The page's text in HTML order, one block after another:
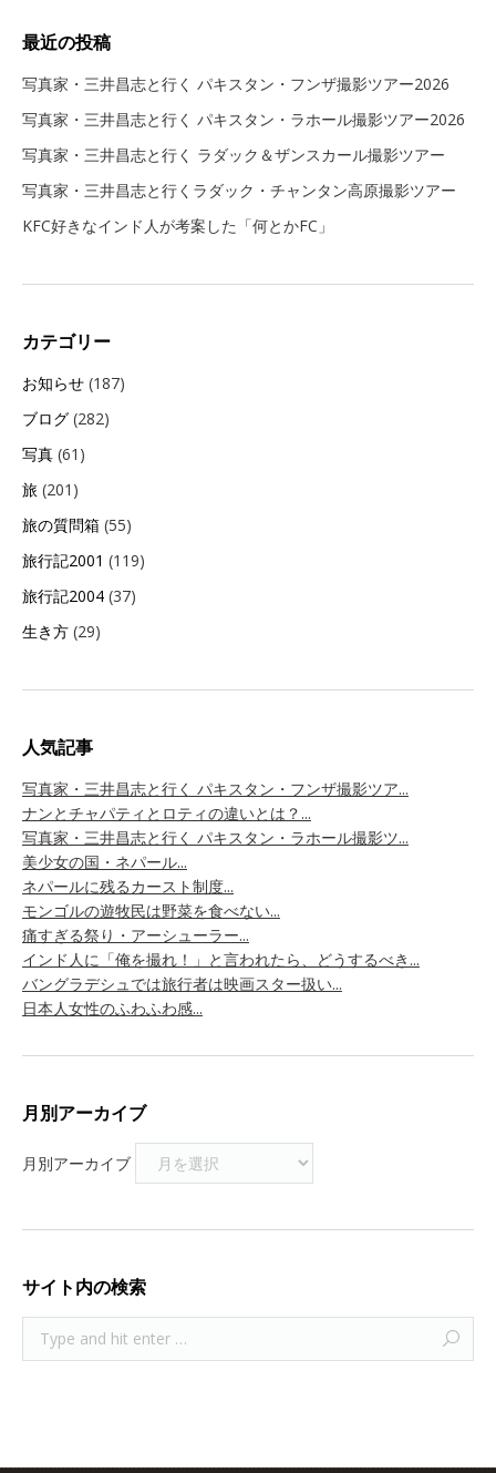
最近の投稿
写真家・三井昌志と行く パキスタン・フンザ撮影ツアー2026
写真家・三井昌志と行く パキスタン・ラホール撮影ツアー2026
写真家・三井昌志と行く ラダック＆ザンスカール撮影ツアー
写真家・三井昌志と行くラダック・チャンタン高原撮影ツアー
KFC好きなインド人が考案した「何とかFC」
カテゴリー
お知らせ (187)
ブログ (282)
写真 (61)
旅 (201)
旅の質問箱 (55)
旅行記2001 (119)
旅行記2004 (37)
生き方 (29)
人気記事
写真家・三井昌志と行く パキスタン・フンザ撮影ツア...
ナンとチャパティとロティの違いとは？...
写真家・三井昌志と行く パキスタン・ラホール撮影ツ...
美少女の国・ネパール...
ネパールに残るカースト制度...
モンゴルの遊牧民は野菜を食べない...
痛すぎる祭り・アーシューラー...
インド人に「俺を撮れ！」と言われたら、どうするべき...
バングラデシュでは旅行者は映画スター扱い...
日本人女性のふわふわ感...
月別アーカイブ
月別アーカイブ
サイト内の検索